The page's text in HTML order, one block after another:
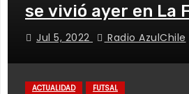
se vivió ayer en La
Jul 5, 2022 Radio AzulChile
ACTUALIDAD FUTSAL